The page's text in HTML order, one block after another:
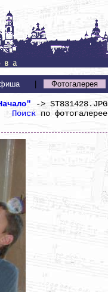
Фотогалерея
-> ST831428.JPG
Поискпо фотогалерее